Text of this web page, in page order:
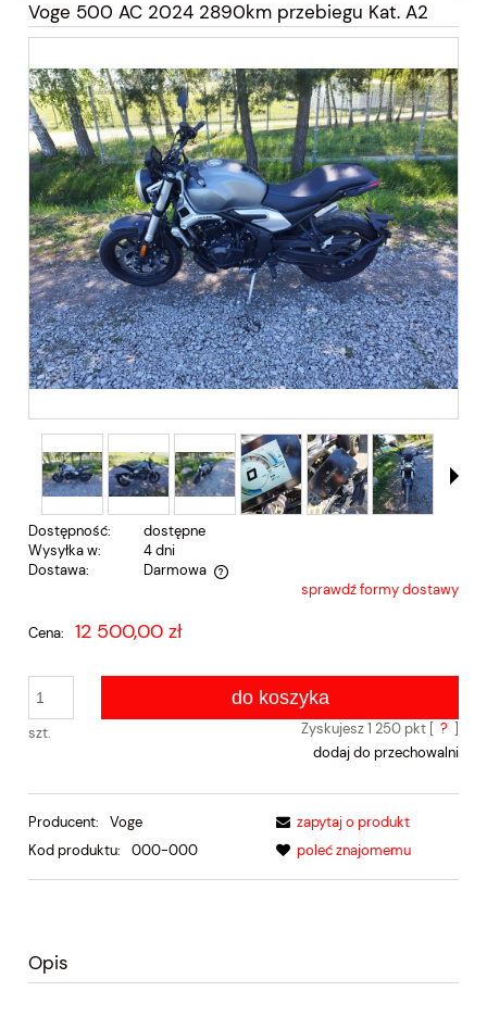
Voge 500 AC 2024 2890km przebiegu Kat. A2
Dostępność:
dostępne
Wysyłka w:
4 dni
Dostawa:
Darmowa
Cena nie zawiera ewentualnych kosztów płatnościsprawdź formy dostawy
Cena: 12 500,00 zł
szt.
do koszyka
Zyskujesz1 250pkt [ ? ]
dodaj do przechowalni
Producent:
Voge
Kod produktu:
000-000
zapytaj o produkt
poleć znajomemu
Opis